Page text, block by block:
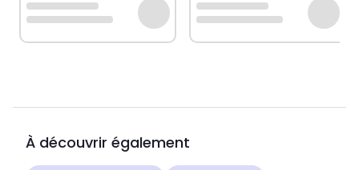
À découvrir également